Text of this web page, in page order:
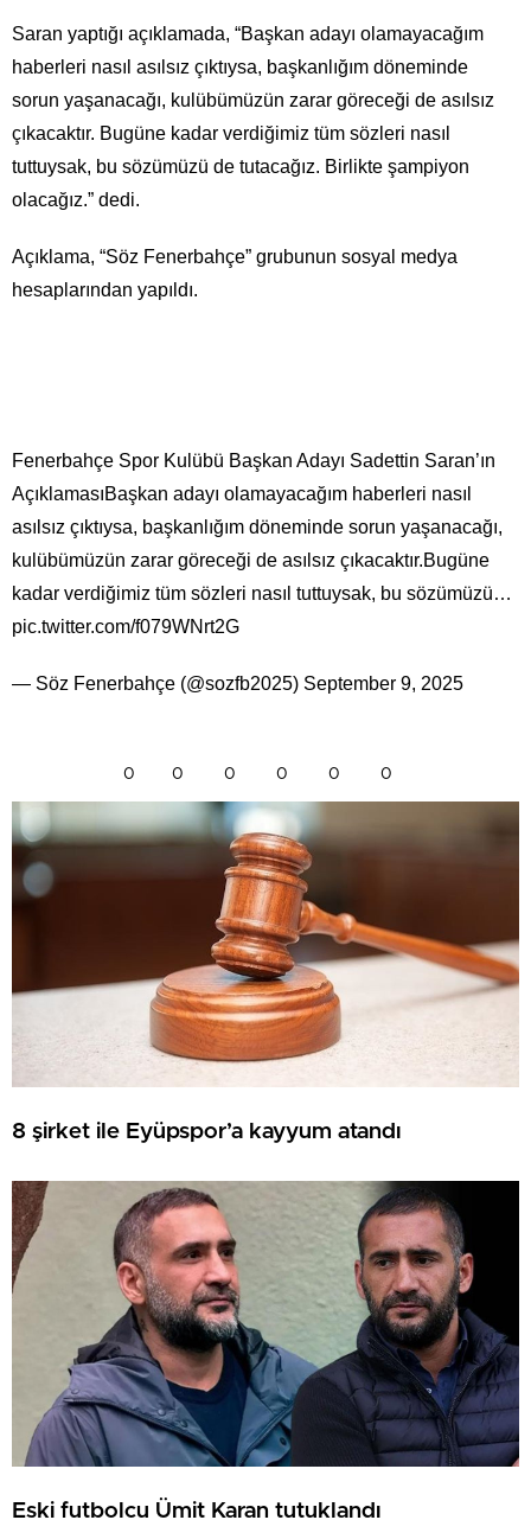
Saran yaptığı açıklamada, “Başkan adayı olamayacağım
haberleri nasıl asılsız çıktıysa, başkanlığım döneminde
sorun yaşanacağı, kulübümüzün zarar göreceği de asılsız
çıkacaktır. Bugüne kadar verdiğimiz tüm sözleri nasıl
tuttuysak, bu sözümüzü de tutacağız. Birlikte şampiyon
olacağız.” dedi.
Açıklama, “Söz Fenerbahçe” grubunun sosyal medya
hesaplarından yapıldı.
Fenerbahçe Spor Kulübü Başkan Adayı Sadettin Saran’ın
AçıklamasıBaşkan adayı olamayacağım haberleri nasıl
asılsız çıktıysa, başkanlığım döneminde sorun yaşanacağı,
kulübümüzün zarar göreceği de asılsız çıkacaktır.Bugüne
kadar verdiğimiz tüm sözleri nasıl tuttuysak, bu sözümüzü…
pic.twitter.com/f079WNrt2G
— Söz Fenerbahçe (@sozfb2025) September 9, 2025
0 0 0 0 0 0
8 şirket ile Eyüpspor’a kayyum atandı
Eski futbolcu Ümit Karan tutuklandı